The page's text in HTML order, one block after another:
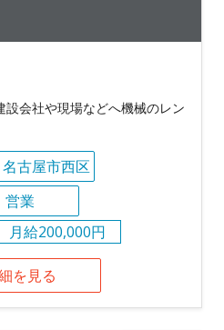
会社や現場などへ機械のレン
名古屋市西区
営業
月給200,000円
を見る